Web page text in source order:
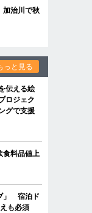
加治川で秋
っと見る
伝える絵
ロジェク
グで支援
食料品値上
」 宿泊ド
も必須